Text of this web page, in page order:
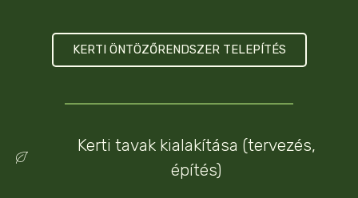
KERTI ÖNTÖZŐRENDSZER TELEPÍTÉS
Kerti tavak kialakítása (tervezés,
építés)